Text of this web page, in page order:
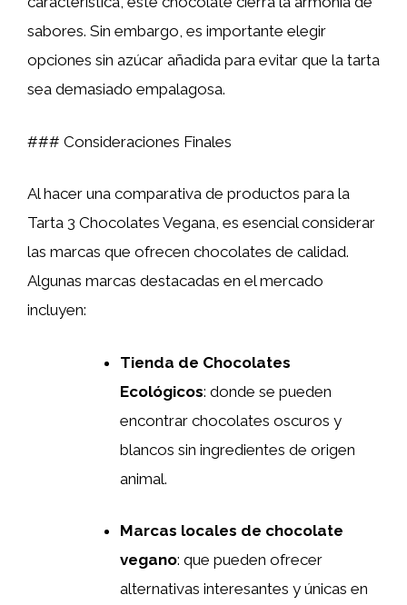
sabores. Sin embargo, es importante elegir
opciones sin azúcar añadida para evitar que la tarta
sea demasiado empalagosa.
### Consideraciones Finales
Al hacer una comparativa de productos para la
Tarta 3 Chocolates Vegana, es esencial considerar
las marcas que ofrecen chocolates de calidad.
Algunas marcas destacadas en el mercado
incluyen:
Tienda de Chocolates
Ecológicos: donde se pueden
encontrar chocolates oscuros y
blancos sin ingredientes de origen
animal.
Marcas locales de chocolate
vegano: que pueden ofrecer
alternativas interesantes y únicas en